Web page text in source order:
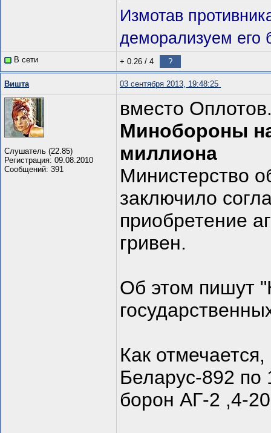
Измотав
деморализуем его
В сети + 0.26 / 4 ?
Вишта 03 сентября 2013, 19:48:25
Слушатель (22.85)
Регистрация: 09.08.2010
Сообщений: 391
вместо
Минобороны
миллиона
Министерство
заключило
приобретение
гривен.
Об этом пишут
Как
Беларус-892 по
борон АГ-2 ,4-